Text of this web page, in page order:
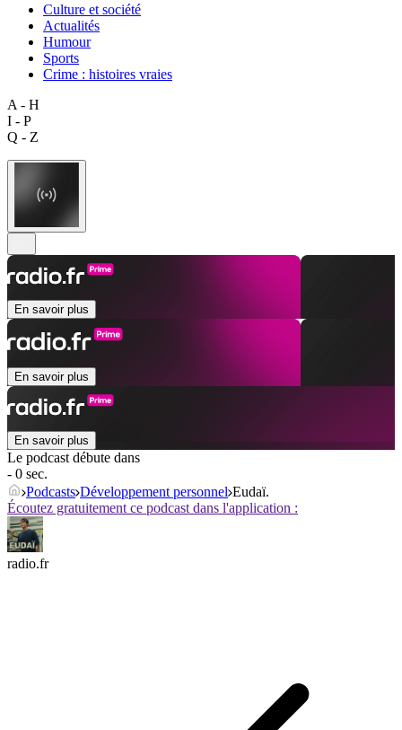
Culture et société
Actualités
Humour
Sports
Crime : histoires vraies
A - H
I - P
Q - Z
En savoir plus
En savoir plus
En savoir plus
Le podcast débute dans
- 0 sec.
Podcasts Développement personnel Eudaï.
Écoutez gratuitement ce podcast dans l'application :
radio.fr